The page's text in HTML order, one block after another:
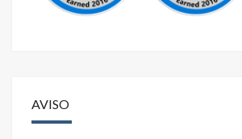
AVISO